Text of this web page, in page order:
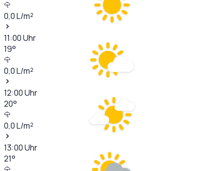
0,0L/m²
11:00Uhr
19°
0,0L/m²
12:00Uhr
20°
0,0L/m²
13:00Uhr
21°